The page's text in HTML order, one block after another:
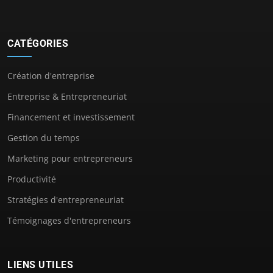
CATÉGORIES
Création d'entreprise
Entreprise & Entrepreneuriat
Financement et investissement
Gestion du temps
Marketing pour entrepreneurs
Productivité
Stratégies d'entrepreneuriat
Témoignages d'entrepreneurs
LIENS UTILES